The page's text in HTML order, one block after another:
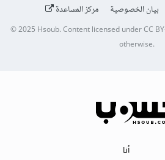
بيان الخصوصية مركز المساعدة
© 2025Hsoub.Content licensed underCC
otherwise.